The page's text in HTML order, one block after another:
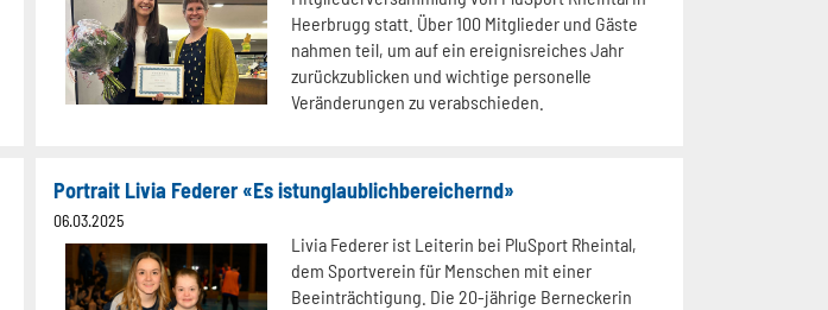
Heerbrugg statt. Über 100 Mitglieder und Gäste
nahmen teil, um auf ein ereignisreiches Jahr
zurückzublicken und wichtige personelle
Veränderungen zu verabschieden.
Portrait Livia Federer «Es istunglaublichbereichernd»
06.03.2025
Livia Federer ist Leiterin bei PluSport Rheintal,
dem Sportverein für Menschen mit einer
Beeinträchtigung. Die 20-jährige Berneckerin